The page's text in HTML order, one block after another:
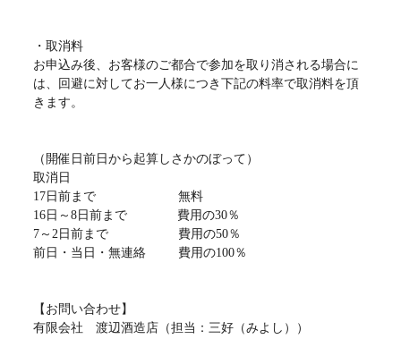
・取消料
お申込み後、お客様のご都合で参加を取り消される場合に
は、回避に対してお一人様につき下記の料率で取消料を頂
きます。
（開催日前日から起算しさかのぼって）
取消日
17日前まで 無料
16日～8日前まで 費用の30％
7～2日前まで 費用の50％
前日・当日・無連絡 費用の100％
【お問い合わせ】
有限会社 渡辺酒造店（担当：三好（みよし））